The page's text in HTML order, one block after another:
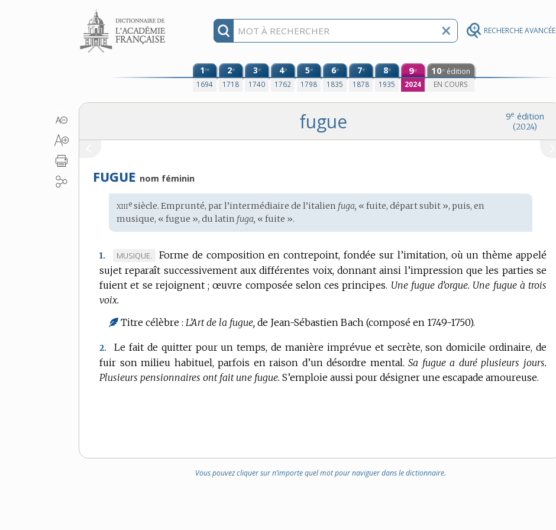
RECHERCHE AVANCÉE
Aller au contenu
1re
1694
2e
1718
3e
1740
4e
1762
5e
1798
6e
1835
7e
1878
8e
1935
9e
2024
10e édition
EN COURS
9e édition
(2024)
fugue
FUGUE nom féminin
Étymologie
:
xiiie siècle. Emprunté, par l’intermédiaire de l’italien fuga, « fuite, départ subit », puis, en
musique, « fugue », dulatin fuga, « fuite ».
1.
MARQUE
DE
DOMAINE
:
MUSIQUE.
Forme de composition en contrepoint, fondée sur l’imitation, où un thème appelé
sujet reparaît successivement aux différentes voix, donnant ainsi l’impression que les parties se
fuient et se rejoignent ; œuvre composée selon ces principes. Une fugue d’orgue. Une fugue à trois
voix.
Titre célèbre : L’Art de la fugue, de Jean-Sébastien Bach (composé en 1749-1750).
2.
Le fait de quitter pour un temps, de manière imprévue et secrète, son domicile ordinaire, de
fuir son milieu habituel, parfois en raison d’un désordre mental. Sa fugue a duré plusieurs jours.
Plusieurs pensionnaires ont fait une fugue. S’emploie aussi pour désigner une escapade amoureuse.
Vous pouvez cliquer sur n’importe quel mot pour naviguer dans le dictionnaire.